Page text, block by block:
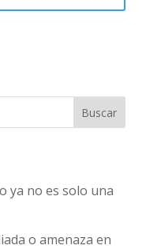
Buscar
ya no es solo una
o amenaza en